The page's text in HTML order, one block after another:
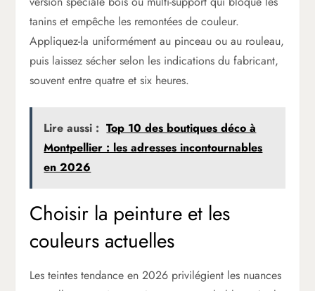
tanins et empêche les remontées de couleur.
Appliquez-la uniformément au pinceau ou au rouleau,
puis laissez sécher selon les indications du fabricant,
souvent entre quatre et six heures.
Lire aussi : Top 10 des boutiques déco à
Montpellier : les adresses incontournables
en 2026
Choisir la peinture et les
couleurs actuelles
Les teintes tendance en 2026 privilégient les nuances